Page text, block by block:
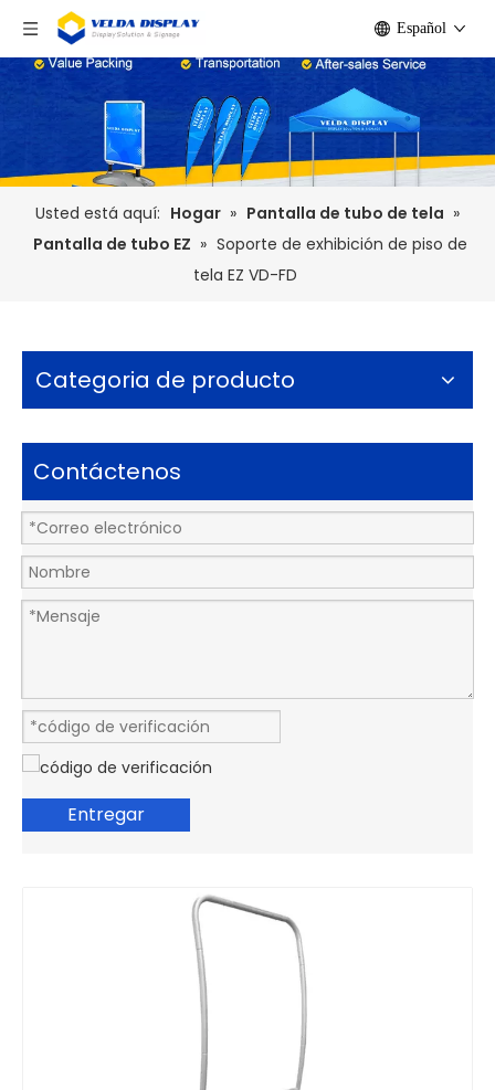
Español
Usted está aquí: Hogar » Pantalla de tubo de tela »
Pantalla de tubo EZ » Soporte de exhibición de piso de
tela EZ VD-FD
Categoria de producto
Contáctenos
Entregar